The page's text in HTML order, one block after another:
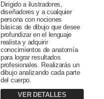
Dirigido a ilustradores,
diseñadores y a cualquier
persona con nociones
básicas de dibujo que desee
profundizar en el lenguaje
realista y adquirir
conocimientos de anatomía
para lograr resultados
profesionales. Realizarás un
dibujo analizando cada parte
del cuerpo.
VER DETALLES